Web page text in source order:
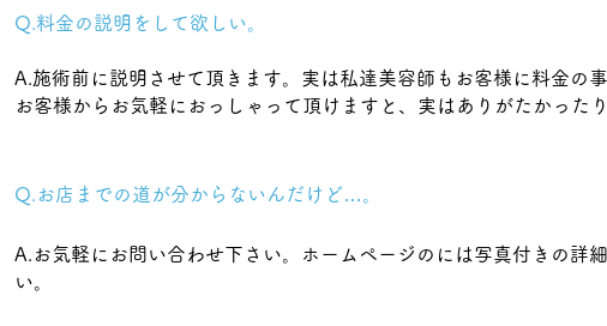
Q.料金の説明をして欲しい。
A.施術前に説明させて頂きます。実は私達美容師もお客様に料金の
お客様からお気軽におっしゃって頂けますと、実はありがたかったり
Q.お店までの道が分からないんだけど…。
A.お気軽にお問い合わせ下さい。ホームページのには写真付きの詳
い。